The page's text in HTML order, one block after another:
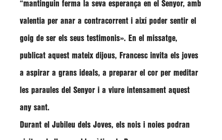
“mantinguin ferma la seva esperança en el Senyor, amb
valentia per anar a contracorrent i així poder sentir el
goig de ser els seus testimonis». En el missatge,
publicat aquest mateix dijous, Francesc invita els joves
a aspirar a grans ideals, a preparar el cor per meditar
les paraules del Senyor i a viure intensament aquest
any sant.
Durant el Jubileu dels Joves, els nois i noies podran